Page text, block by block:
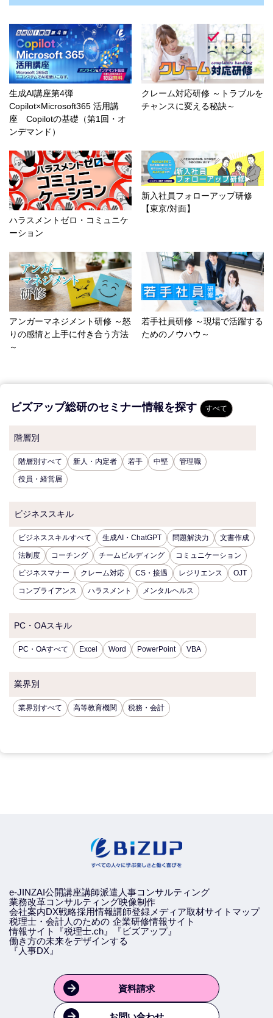
生成AI講座第4弾
Copilot×Microsoft365 活用講
座 Copilotの基礎（第1回・オ
ンデマンド）
クレーム対応研修 ～トラブルを
チャンスに変える秘訣～
ハラスメントゼロ・コミュニケ
ーション
新入社員フォローアップ研修
【東京/対面】
アンガーマネジメント研修 ～怒
りの感情と上手に付き合う方法
～
若手社員研修 ～現場で活躍する
ためのノウハウ～
ビズアップ総研のセミナー情報を探す すべて
階層別
階層別すべて 新人・内定者 若手 中堅 管理職
役員・経営層
ビジネススキル
ビジネススキルすべて 生成AI・ChatGPT 問題解決力 文書作成
法制度 コーチング チームビルディング コミュニケーション
ビジネスマナー クレーム対応 CS・接遇 レジリエンス OJT
コンプライアンス ハラスメント メンタルヘルス
PC・OAスキル
PC・OAすべて Excel Word PowerPoint VBA
業界別
業界別すべて 高等教育機関 税務・会計
e-JINZAI公開講座講師派遣 人事コンサルティング
業務改革コンサルティング映像制作
会社案内DX戦略採用情報講師登録 メディア取材サイトマップ
税理士・会計人のための
情報サイト『税理士.ch』
企業研修情報サイト
『ビズアップ』
働き方の未来をデザインする
『人事DX』
資料請求